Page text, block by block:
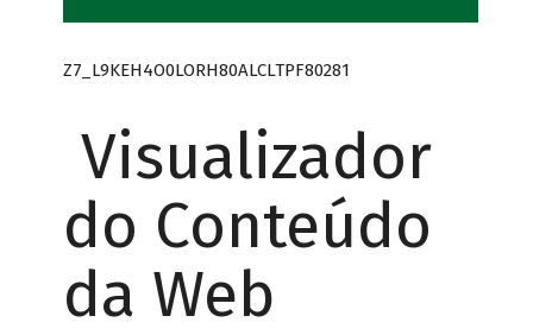
Z7_L9KEH4O0LORH80ALCLTPF80281
Visualizador
do Conteúdo
da Web